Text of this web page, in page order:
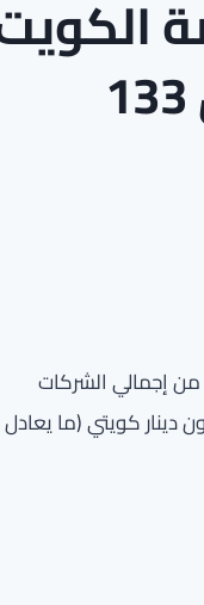
خلال الربع الأول من 2026 رغم تحقيق 133
مدرجة في بورصة الكويت (والتي تمثل 95.7 في المئة من إجمالي الشركات
139 شركة) حققت صافي أرباح في الربع الأول من عام 2026 بلغ نحو 365.7 مليون دينار كويتي (ما يعادل